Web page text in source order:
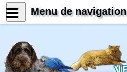
Menu de navigation